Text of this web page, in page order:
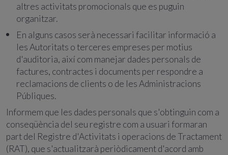
altres activitats promocionals que es puguin
organitzar.
En alguns casos serà necessari facilitar informació a
les Autoritats o terceres empreses per motius
d'auditoria, així com manejar dades personals de
factures, contractes i documents per respondre a
reclamacions de clients o de les Administracions
Públiques.
Informem que les dades personals que s'obtinguin com a
conseqüència del seu registre com a usuari formaran
part del Registre d'Activitats i operacions de Tractament
(RAT), que s'actualitzarà periòdicament d'acord amb